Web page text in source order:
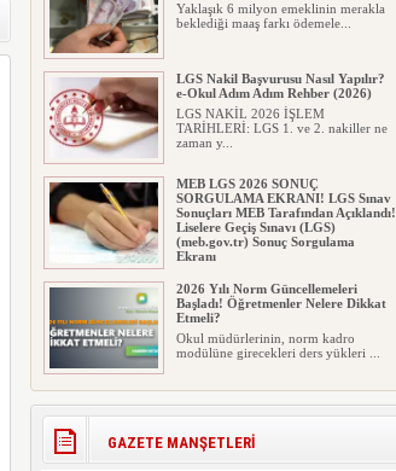
Yaklaşık 6 milyon emeklinin merakla
beklediği maaş farkı ödemele...
LGS Nakil Başvurusu Nasıl Yapılır?
e-Okul Adım Adım Rehber (2026)
LGS NAKİL 2026 İŞLEM
TARİHLERİ: LGS 1. ve 2. nakiller ne
zaman y...
MEB LGS 2026 SONUÇ
SORGULAMA EKRANI! LGS Sınav
Sonuçları MEB Tarafından Açıklandı!
Liselere Geçiş Sınavı (LGS)
(meb.gov.tr) Sonuç Sorgulama
Ekranı
Milyonlarca öğrenci için ...
2026 Yılı Norm Güncellemeleri
Başladı! Öğretmenler Nelere Dikkat
Etmeli?
Okul müdürlerinin, norm kadro
modülüne girecekleri ders yükleri ...
Polis Akademisi İç Güvenlik
Fakültesine 350 Öğrenci Alınacak
Güvenlik Fakültesi'ne 2026 yıl...
GAZETE MANŞETLERİ